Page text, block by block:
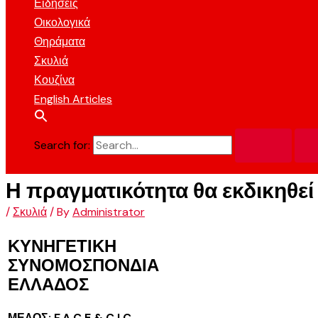
Ειδήσεις
Οικολογικά
Θηράματα
Σκυλιά
Κουζίνα
English Articles
Search for:
Η πραγματικότητα θα
/Σκυλιά/ ByAdministrator
ΚΥΝΗΓΕΤΙΚΗ
ΣΥΝΟΜΟΣΠΟΝΔΙΑ
ΕΛΛΑΔΟΣ